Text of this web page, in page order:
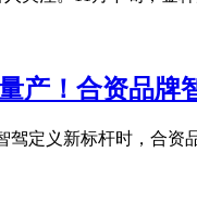
产！合资品牌
驾定义新标杆时，合资